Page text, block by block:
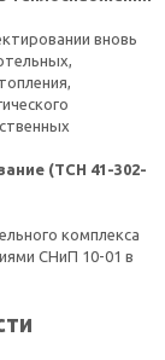
вновь
(ТСН 41-302-
комплекса
СНиП 10-01 в